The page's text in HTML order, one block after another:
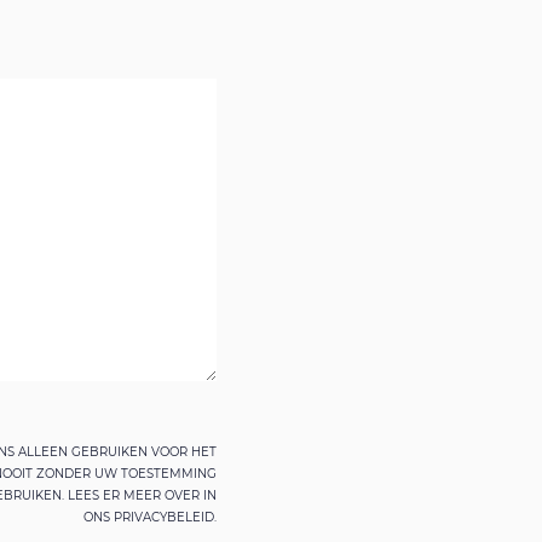
ALLEEN GEBRUIKEN VOOR HET
ZONDER UW TOESTEMMING
LEES ER MEER OVER IN
ONS PRIVACYBELEID.